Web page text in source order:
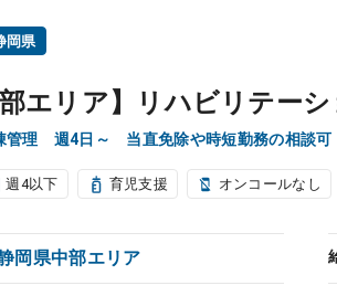
岡県
部エリア】リハビリテー
管理 週4日～ 当直免除や時短勤務の相談可
週4以下 育児支援 オンコールなし
岡県中部エリア